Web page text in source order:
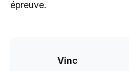
épreuve.
Vinc